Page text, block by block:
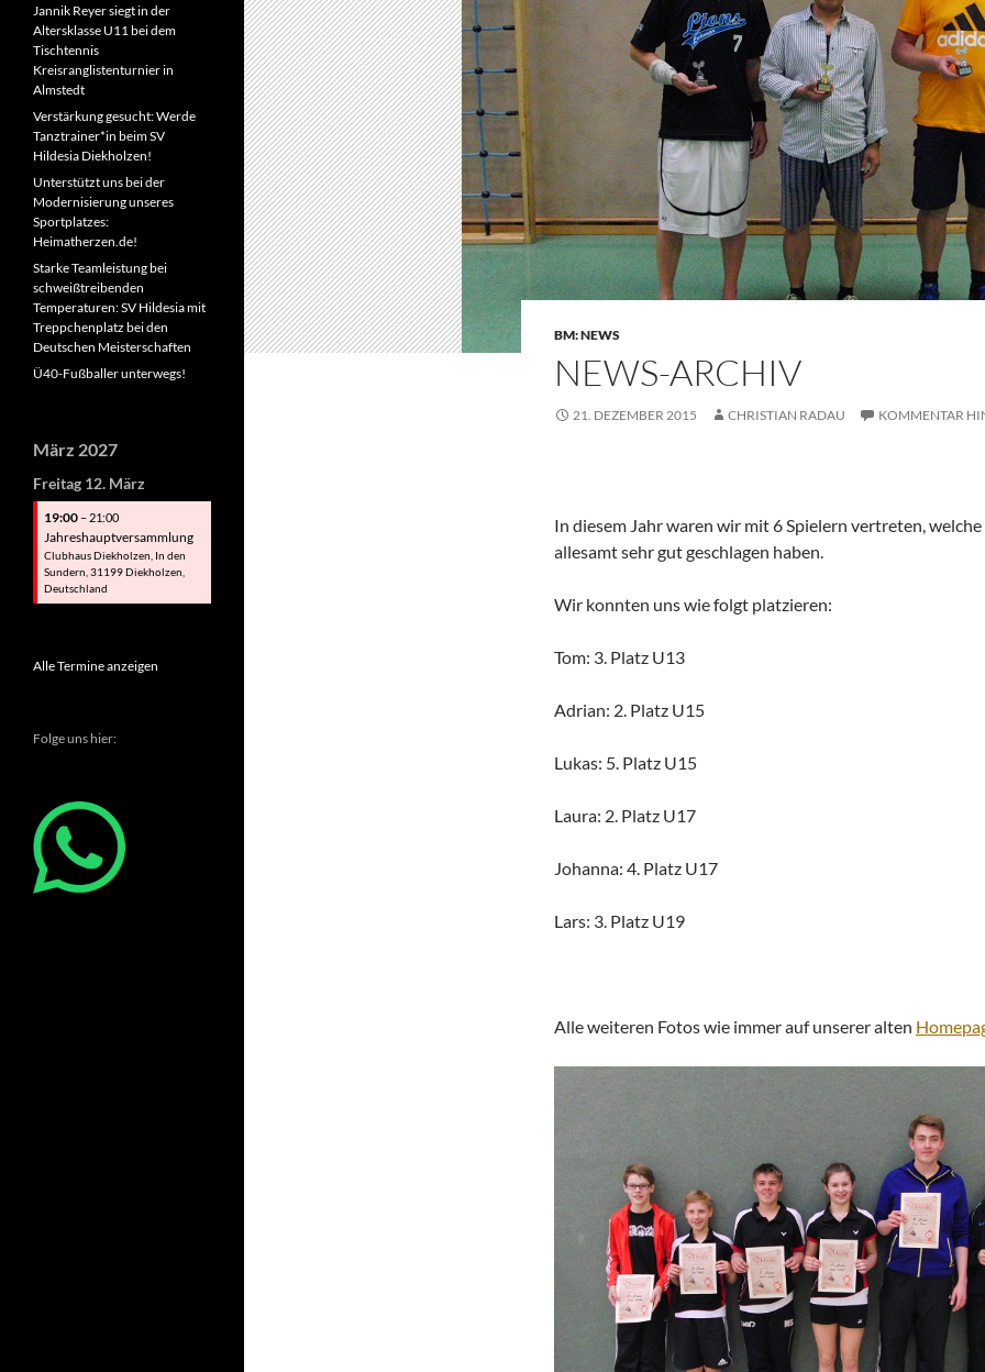
BM: NEWS
NEWS-ARCHIV
21. DEZEMBER 2015 CHRISTIAN RADAU KOMMENTAR
In diesem Jahr waren wir mit 6 Spielern vertreten, welche
allesamt sehr gut geschlagen haben.
Wir konnten uns wie folgt platzieren:
Tom: 3. Platz U13
Adrian: 2. Platz U15
Lukas: 5. Platz U15
Laura: 2. Platz U17
Johanna: 4. Platz U17
Lars: 3. Platz U19
Alle weiteren Fotos wie immer auf unserer alten
Jannik Reyer siegt in der
Altersklasse U11 bei dem
Tischtennis
Kreisranglistenturnier in
Almstedt
Verstärkung gesucht: Werde
Tanztrainer*in beim SV
Hildesia Diekholzen!
Unterstützt uns bei der
Modernisierung unseres
Sportplatzes:
Heimatherzen.de!
Starke Teamleistung bei
schweißtreibenden
Temperaturen: SV Hildesia mit
Treppchenplatz bei den
Deutschen Meisterschaften
Ü40-Fußballer unterwegs!
März 2027
Freitag 12. März
19:00– 21:00
Jahreshauptversammlung
Clubhaus Diekholzen, In den
Sundern, 31199 Diekholzen,
Deutschland
Alle Termine anzeigen
Folge uns hier: